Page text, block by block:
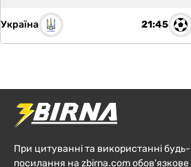
Україна 21:45
При цитуванні та використанні будь-
посилання на zbirna.com обов'язкове